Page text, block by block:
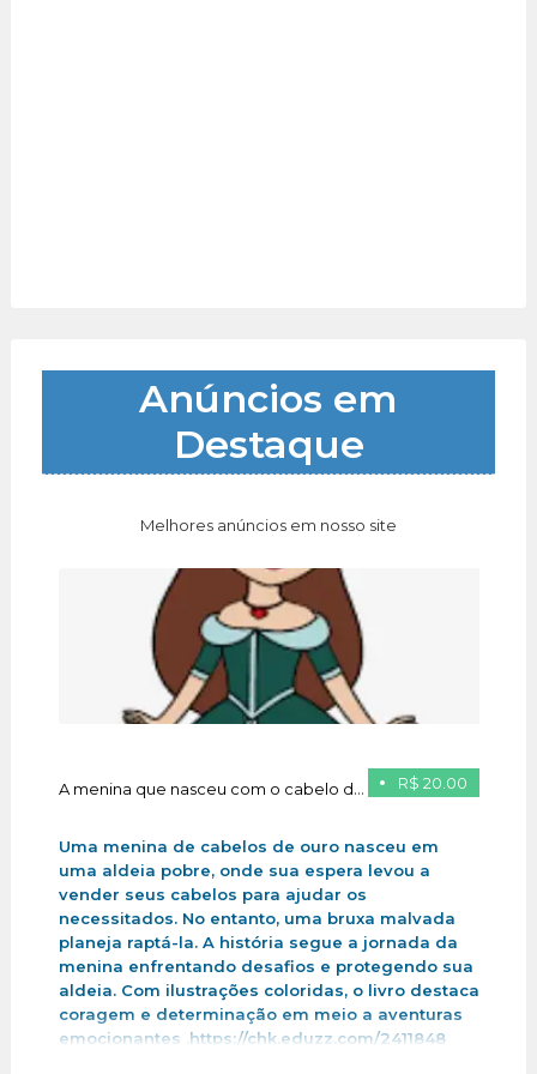
Anúncios em
Destaque
Melhores anúncios em nosso site
R$ 20.00
A menina que nasceu com o cabelo de ouro
Uma menina de cabelos de ouro nasceu em
uma aldeia pobre, onde sua espera levou a
vender seus cabelos para ajudar os
necessitados. No entanto, uma bruxa malvada
planeja raptá-la. A história segue a jornada da
menina enfrentando desafios e protegendo sua
aldeia. Com ilustrações coloridas, o livro destaca
coragem e determinação em meio a aventuras
emocionantes .https://chk.eduzz.com/2411848